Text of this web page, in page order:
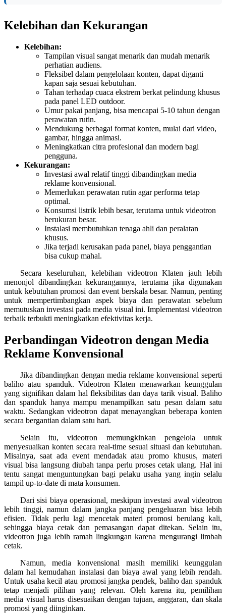
Kelebihan dan Kekurangan
Kelebihan:
Tampilan visual sangat menarik dan mudah menarik
perhatian audiens.
Fleksibel dalam pengelolaan konten, dapat diganti
kapan saja sesuai kebutuhan.
Tahan terhadap cuaca ekstrem berkat pelindung khusus
pada panel LED outdoor.
Umur pakai panjang, bisa mencapai 5-10 tahun dengan
perawatan rutin.
Mendukung berbagai format konten, mulai dari video,
gambar, hingga animasi.
Meningkatkan citra profesional dan modern bagi
pengguna.
Kekurangan:
Investasi awal relatif tinggi dibandingkan media
reklame konvensional.
Memerlukan perawatan rutin agar performa tetap
optimal.
Konsumsi listrik lebih besar, terutama untuk videotron
berukuran besar.
Instalasi membutuhkan tenaga ahli dan peralatan
khusus.
Jika terjadi kerusakan pada panel, biaya penggantian
bisa cukup mahal.
Secara keseluruhan, kelebihan videotron Klaten jauh lebih
menonjol dibandingkan kekurangannya, terutama jika digunakan
untuk kebutuhan promosi dan event berskala besar. Namun, penting
untuk mempertimbangkan aspek biaya dan perawatan sebelum
memutuskan investasi pada media visual ini. Implementasi videotron
terbaik terbukti meningkatkan efektivitas kerja.
Perbandingan Videotron dengan Media
Reklame Konvensional
Jika dibandingkan dengan media reklame konvensional seperti
baliho atau spanduk. Videotron Klaten menawarkan keunggulan
yang signifikan dalam hal fleksibilitas dan daya tarik visual. Baliho
dan spanduk hanya mampu menampilkan satu pesan dalam satu
waktu. Sedangkan videotron dapat menayangkan beberapa konten
secara bergantian dalam satu hari.
Selain itu, videotron memungkinkan pengelola untuk
menyesuaikan konten secara real-time sesuai situasi dan kebutuhan.
Misalnya, saat ada event mendadak atau promo khusus, materi
visual bisa langsung diubah tanpa perlu proses cetak ulang. Hal ini
tentu sangat menguntungkan bagi pelaku usaha yang ingin selalu
tampil up-to-date di mata konsumen.
Dari sisi biaya operasional, meskipun investasi awal videotron
lebih tinggi, namun dalam jangka panjang pengeluaran bisa lebih
efisien. Tidak perlu lagi mencetak materi promosi berulang kali,
sehingga biaya cetak dan pemasangan dapat ditekan. Selain itu,
videotron juga lebih ramah lingkungan karena mengurangi limbah
cetak.
Namun, media konvensional masih memiliki keunggulan
dalam hal kemudahan instalasi dan biaya awal yang lebih rendah.
Untuk usaha kecil atau promosi jangka pendek, baliho dan spanduk
tetap menjadi pilihan yang relevan. Oleh karena itu, pemilihan
media visual harus disesuaikan dengan tujuan, anggaran, dan skala
promosi yang diinginkan.